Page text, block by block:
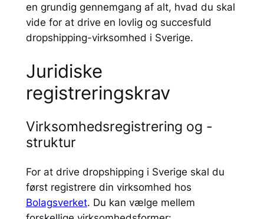
en grundig gennemgang af alt, hvad du skal
vide for at drive en lovlig og succesfuld
dropshipping-virksomhed i Sverige.
Juridiske
registreringskrav
Virksomhedsregistrering og -
struktur
For at drive dropshipping i Sverige skal du
først registrere din virksomhed hos
Bolagsverket. Du kan vælge mellem